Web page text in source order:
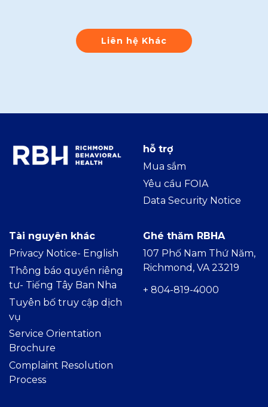
Liên hệ Khác
hỗ trợ
Mua sắm
Yêu cầu FOIA
Data Security Notice
Tài nguyên khác
Privacy Notice- English
Thông báo quyền riêng
tư- Tiếng Tây Ban Nha
Tuyên bố truy cập dịch
vụ
Service Orientation
Brochure
Complaint Resolution
Process
Ghé thăm RBHA
107 Phố Nam Thứ Năm,
Richmond, VA 23219
+ 804-819-4000